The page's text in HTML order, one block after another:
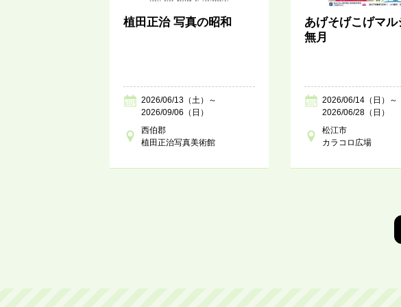
植田正治 写真の昭和
2026/06/13（土）～
2026/09/06（日）
西伯郡
植田正治写真美術館
あげそげこげマル
無月
2026/06/14（日）～
2026/06/28（日）
松江市
カラコロ広場